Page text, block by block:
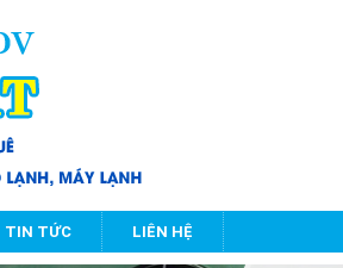
TIN TỨC LIÊN HỆ